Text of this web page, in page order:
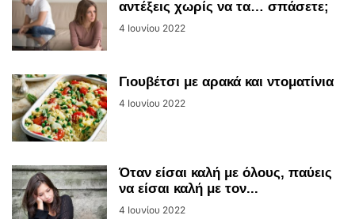
αντέξεις χωρίς να τα… σπάσετε;
4 Ιουνίου 2022
Γιουβέτσι με αρακά και ντοματίνια
4 Ιουνίου 2022
Όταν είσαι καλή με όλους, παύεις
να είσαι καλή με τον...
4 Ιουνίου 2022